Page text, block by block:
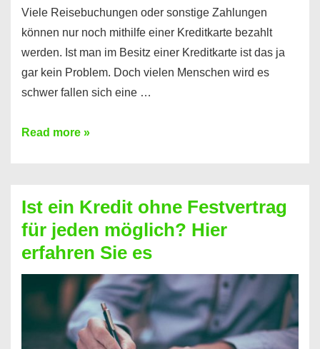
Viele Reisebuchungen oder sonstige Zahlungen
können nur noch mithilfe einer Kreditkarte bezahlt
werden. Ist man im Besitz einer Kreditkarte ist das ja
gar kein Problem. Doch vielen Menschen wird es
schwer fallen sich eine …
Kreditkarte
Prepaid
ist
nicht
nur
für
Handy
Read more »
Ist ein Kredit ohne Festvertrag
für jeden möglich? Hier
erfahren Sie es